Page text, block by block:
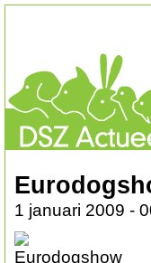
1 januari 2009 -